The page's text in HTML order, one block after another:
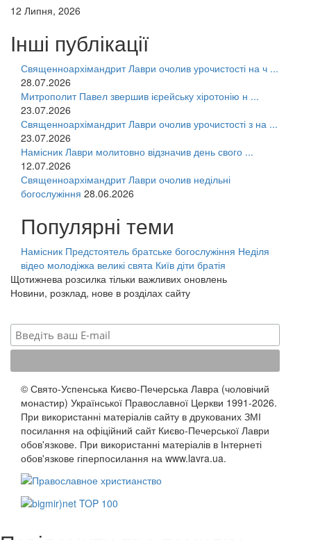
12 Липня, 2026
Інші публікації
Священноархімандрит Лаври очолив урочистості на ч ...
28.07.2026
Митрополит Павел звершив ієрейську хіротонію н ...
23.07.2026
Священноархімандрит Лаври очолив урочистості з на ...
23.07.2026
Намісник Лаври молитовно відзначив день свого ...
12.07.2026
Священноархімандрит Лаври очолив недільні
богослужіння 28.06.2026
Популярні теми
Намісник Предстоятель братське богослужіння Неділя
відео молодіжка великі свята Київ діти братія
Щотижнева розсилка тільки важливих оновлень
Новини, розклад, нове в розділах сайту
© Свято-Успенська Києво-Печерська Лавра (чоловічий
монастир) Української Православної Церкви 1991-2026.
При використанні матеріалів сайту в друкованих ЗМІ
посилання на офіційний сайт Києво-Печерської Лаври
обов'язкове. При використанні матеріалів в Інтернеті
обов'язкове гіперпосилання на www.lavra.ua.